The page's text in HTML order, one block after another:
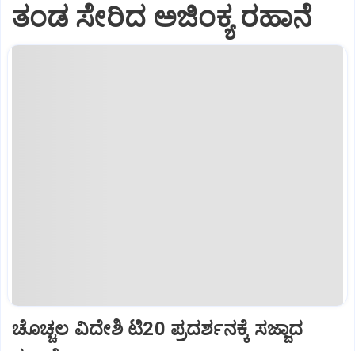
ತಂಡ ಸೇರಿದ ಅಜಿಂಕ್ಯ ರಹಾನೆ
ಚೊಚ್ಚಲ ವಿದೇಶಿ ಟಿ20 ಪ್ರದರ್ಶನಕ್ಕೆ ಸಜ್ಜಾದ